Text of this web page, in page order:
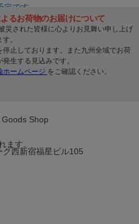
西新宿福星ビル105
定です。
!! ※お取寄せ商品は対象外
ます。